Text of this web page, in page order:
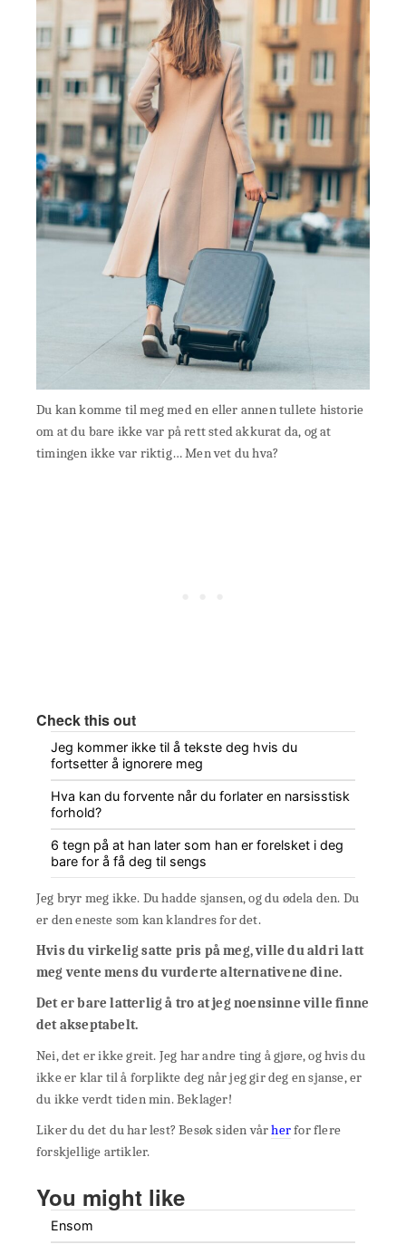
Du kan komme til meg med en eller annen tullete historie
om at du bare ikke var på rett sted akkurat da, og at
timingen ikke var riktig… Men vet du hva?
Check this out
Jeg kommer ikke til å tekste deg hvis du
fortsetter å ignorere meg
Hva kan du forvente når du forlater en narsisstisk
forhold?
6 tegn på at han later som han er forelsket i deg
bare for å få deg til sengs
Jeg bryr meg ikke. Du hadde sjansen, og du ødela den. Du
er den eneste som kan klandres for det.
Hvis du virkelig satte pris på meg, ville du aldri latt
meg vente mens du vurderte alternativene dine.
Det er bare latterlig å tro at jeg noensinne ville finne
det akseptabelt.
Nei, det er ikke greit. Jeg har andre ting å gjøre, og hvis du
ikke er klar til å forplikte deg når jeg gir deg en sjanse, er
du ikke verdt tiden min. Beklager!
Liker du det du har lest? Besøk siden vårherfor flere
forskjellige artikler.
You might like
Ensom